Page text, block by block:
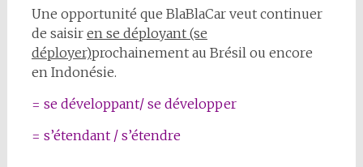
Une opportunité que BlaBlaCar veut continuer
de saisir en se déployant (se
déployer)prochainement au Brésil ou encore
en Indonésie.
= se développant/ se développer
= s’étendant / s’étendre